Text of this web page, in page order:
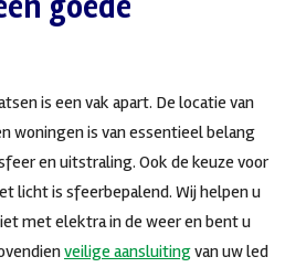
is een vak apart. De locatie van
woningen is van essentieel belang
en uitstraling. Ook de keuze voor
licht is sfeerbepalend. Wij helpen u
met elektra in de weer en bent u
veilige aansluitingvan uw led